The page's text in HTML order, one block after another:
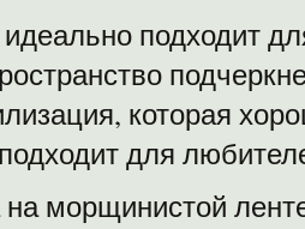
подходит
которая
для
морщинистой